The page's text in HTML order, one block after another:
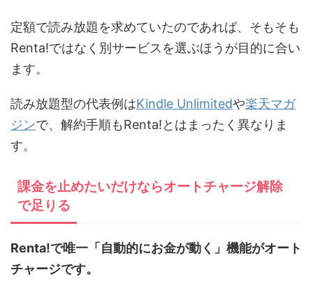
定額で読み放題を求めていたのであれば、そもそも
Renta!ではなく別サービスを選ぶほうが目的に合い
ます。
読み放題型の代表例はKindle Unlimitedや楽天マガ
ジンで、解約手順もRenta!とはまったく異なりま
す。
課金を止めたいだけならオートチャージ解除
で足りる
Renta!で唯一「自動的にお金が動く」機能がオート
チャージです。